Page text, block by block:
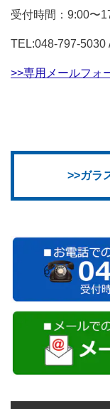
受付時間：9:00〜
TEL:048-797-5030
>>専用メールフォ
>>ガラ